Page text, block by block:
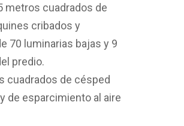
metros cuadrados de
cribados y
70 luminarias bajas y 9
predio.
cuadrados de césped
de esparcimiento al aire